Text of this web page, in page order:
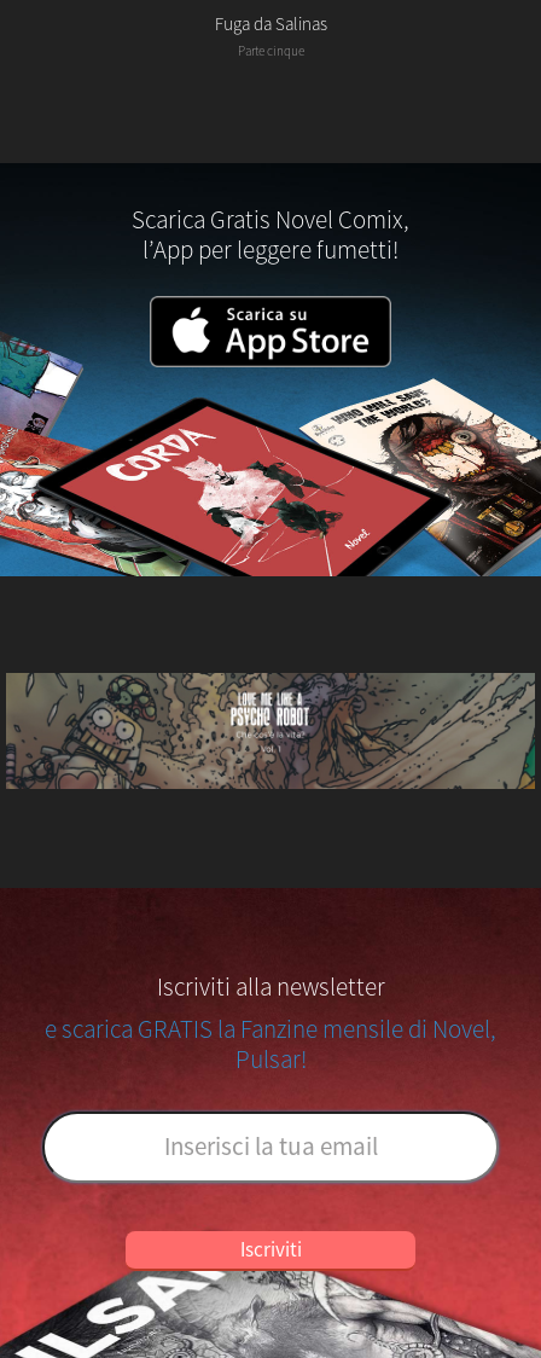
Fuga da Salinas
Parte cinque
Scarica Gratis Novel Comix,
l’App per leggere fumetti!
Iscriviti alla newsletter
e scarica GRATIS la Fanzine mensile di Novel,
Pulsar!
Iscriviti